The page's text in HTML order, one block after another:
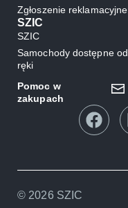
Zgłoszenie reklamacyjne
SZIC
SZIC
Samochody dostępne od
ręki
Pomoc w
zakupach
© 2026 SZIC